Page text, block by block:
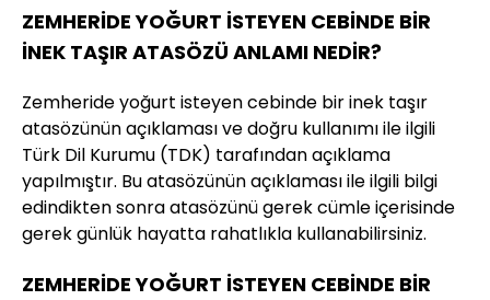
ZEMHERİDE YOĞURT İSTEYEN CEBİNDE BİR
İNEK TAŞIR ATASÖZÜ ANLAMI NEDİR?
Zemheride yoğurt isteyen cebinde bir inek taşır
atasözünün açıklaması ve doğru kullanımı ile ilgili
Türk Dil Kurumu (TDK) tarafından açıklama
yapılmıştır. Bu atasözünün açıklaması ile ilgili bilgi
edindikten sonra atasözünü gerek cümle içerisinde
gerek günlük hayatta rahatlıkla kullanabilirsiniz.
ZEMHERİDE YOĞURT İSTEYEN CEBİNDE BİR